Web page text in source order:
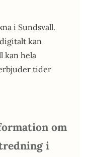
i Sundsvall.
kan
kan hela
tider
om
i